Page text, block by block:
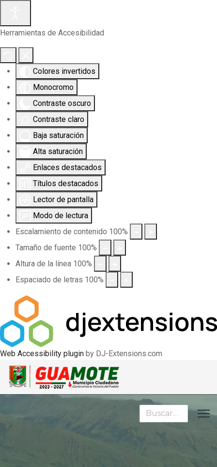
Herramientas de Accesibilidad
Colores invertidos
Monocromo
Contraste oscuro
Contraste claro
Baja saturación
Alta saturación
Enlaces destacados
Títulos destacados
Lector de pantalla
Modo de lectura
Escalamiento de contenido 100%
Tamaño de fuente 100%
Altura de la línea 100%
Espaciado de letras 100%
Web Accessibility plugin by DJ-Extensions.com
Buscar